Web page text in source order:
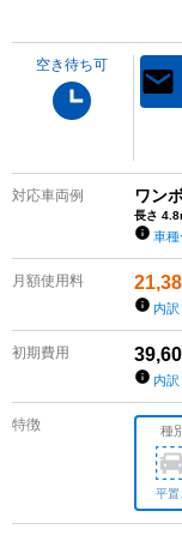
空き待ち可
対応車両例 ワン
長さ
車種
月額使用料
内訳
初期費用
内訳
特徴 種別
平置